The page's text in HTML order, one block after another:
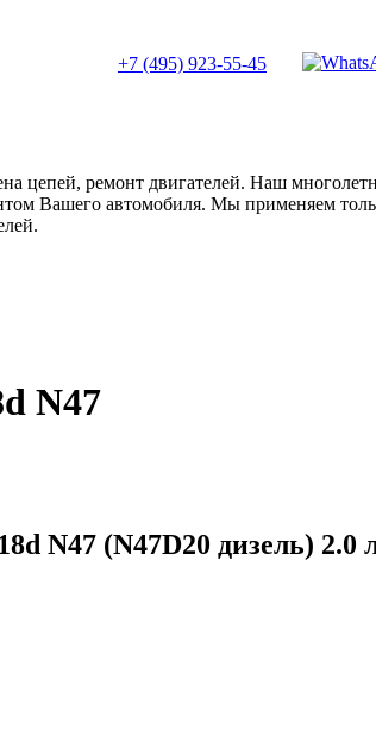
+7 (495) 923-55-45
цепей, ремонт двигателей. Наш
Вашего автомобиля. Мы применяем
N47
N47 (N47D20 дизель) 2.0